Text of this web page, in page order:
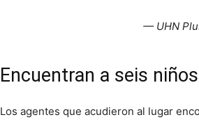
— UHN
Encuentran a seis
Los agentes que acudieron al lugar